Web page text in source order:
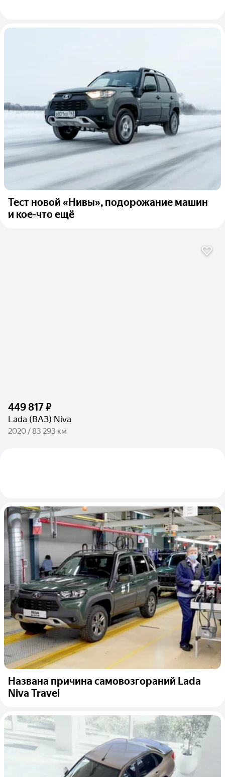
Тест новой «Нивы», подорожание машин
и кое-что ещё
449 817 ₽
Lada (ВАЗ) Niva
2020 / 83 293 км
Названа причина самовозгораний Lada
Niva Travel